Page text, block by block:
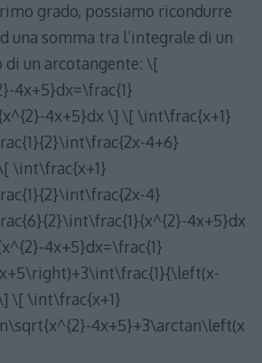
grado, possiamo ricondurre
una somma tra l’integrale di un
un arcotangente: \[
4x+5}dx=\frac{1}
4x+5}dx \] \[ \int\frac{x+1}
4+6}
\int\frac{x+1}
4}
4x+5}dx
4x+5}dx=\frac{1}
\[ \int\frac{x+1}
4x+5}+3\arctan\left(x